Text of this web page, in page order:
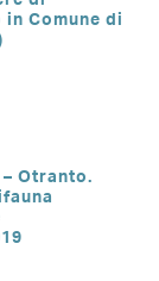
Comune di
Otranto.